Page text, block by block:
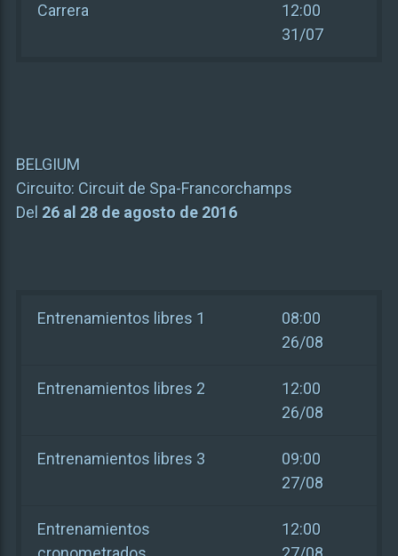
Carrera
12:00
31/07
BELGIUM
Circuito: Circuit de Spa-Francorchamps
Del 26 al 28 de agosto de 2016
Entrenamientos libres 1
08:00
26/08
Entrenamientos libres 2
12:00
26/08
Entrenamientos libres 3
09:00
27/08
Entrenamientos
12:00